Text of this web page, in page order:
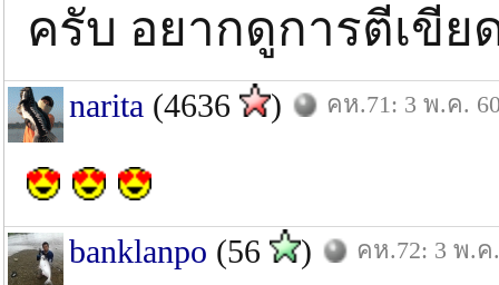
ครับ อยากดูการตีเขีย
narita (4636 ) คห.71: 3 พ.ค.
banklanpo (56 ) คห.72: 3 พ.ค